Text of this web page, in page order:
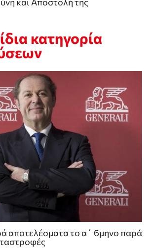
κατηγορία
αποτελέσματα το α΄ 6μηνο παρά